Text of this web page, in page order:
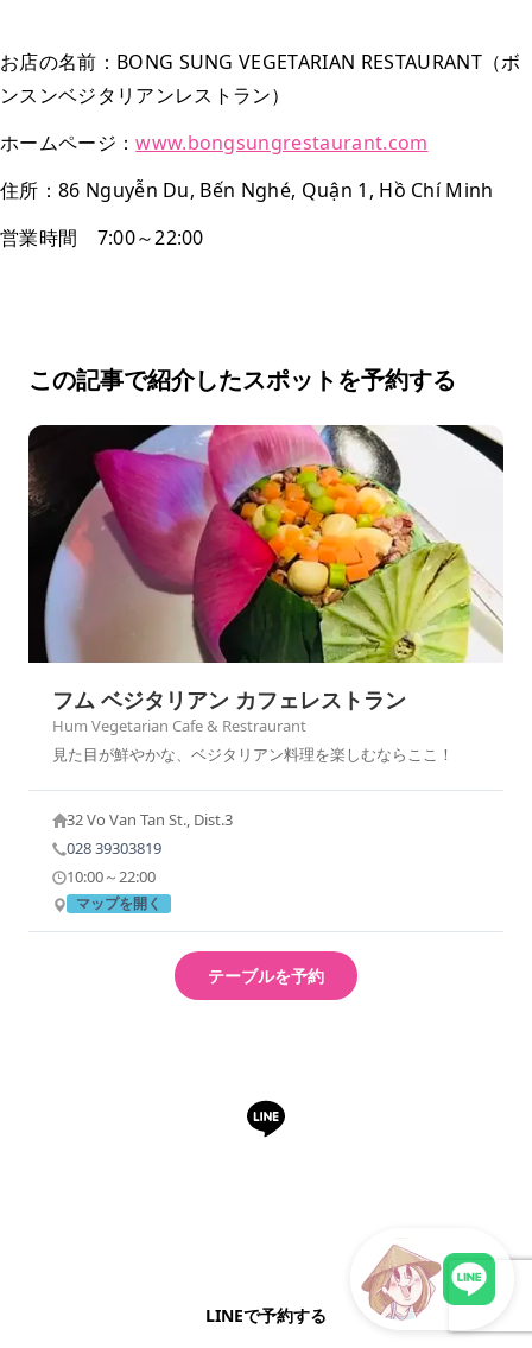
お店の名前：BONG SUNG VEGETARIAN RESTAURANT（ボ
ンスンベジタリアンレストラン）
ホームページ：www.bongsungrestaurant.com
住所：86 Nguyễn Du, Bến Nghé, Quận 1, Hồ Chí Minh
営業時間 7:00～22:00
この記事で紹介したスポットを予約する
フム ベジタリアン カフェレストラン
Hum Vegetarian Cafe & Restraurant
見た目が鮮やかな、ベジタリアン料理を楽しむならここ！
32 Vo Van Tan St., Dist.3
028 39303819
10:00～22:00
マップを開く
テーブルを予約
で気になったお店もこのまま予約できます。
LINEで予約する